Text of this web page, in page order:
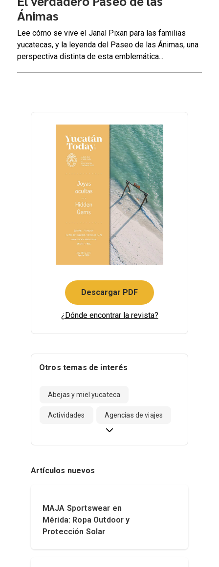
Ánimas
Lee cómo se vive el Janal Pixan para las familias
yucatecas, y la leyenda del Paseo de las Ánimas, una
perspectiva distinta de esta emblemática...
Descargar PDF
¿Dónde encontrar la revista?
Otros temas de interés
Abejas y miel yucateca
Actividades Agencias de viajes
Artículos nuevos
MAJA Sportswear en
Mérida: Ropa Outdoor y
Protección Solar